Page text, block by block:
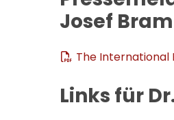
Josef
The International
Links für